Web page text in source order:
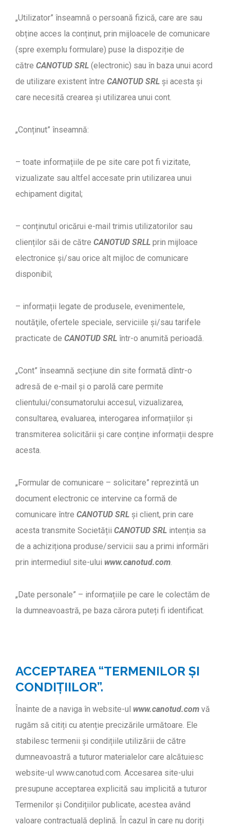
„Utilizator” înseamnă o persoană fizică, care are sau
obține acces la conținut, prin mijloacele de comunicare
(spre exemplu formulare) puse la dispoziție de
către CANOTUD SRL (electronic) sau în baza unui acord
de utilizare existent între CANOTUD SRL și acesta și
care necesită crearea și utilizarea unui cont.
„Conținut” înseamnă:
– toate informațiile de pe site care pot fi vizitate,
vizualizate sau altfel accesate prin utilizarea unui
echipament digital;
– conținutul oricărui e-mail trimis utilizatorilor sau
clienților săi de către CANOTUD SRLL prin mijloace
electronice și/sau orice alt mijloc de comunicare
disponibil;
– informații legate de produsele, evenimentele,
noutăţile, ofertele speciale, serviciile și/sau tarifele
practicate de CANOTUD SRL într-o anumită perioadă.
„Cont” înseamnă secțiune din site formată dîntr-o
adresă de e-mail și o parolă care permite
clientului/consumatorului accesul, vizualizarea,
consultarea, evaluarea, interogarea informațiilor și
transmiterea solicitării și care conține informații despre
acesta.
„Formular de comunicare – solicitare” reprezintă un
document electronic ce intervine ca formă de
comunicare între CANOTUD SRL și client, prin care
acesta transmite Societății CANOTUD SRL intenția sa
de a achiziționa produse/servicii sau a primi informări
prin intermediul site-ului www.canotud.com
„Date personale” – informațiile pe care le colectăm de
la dumneavoastră, pe baza cărora puteți fi identificat.
ACCEPTAREA “TERMENILOR ȘI
CONDIȚIILOR”.
Înainte de a naviga în website-ul www.canotud.com vă
rugăm să citiți cu atenție precizările următoare. Ele
stabilesc termenii și condițiile utilizării de către
dumneavoastră a tuturor materialelor care alcătuiesc
website-ul www.canotud.com. Accesarea site-ului
presupune acceptarea explicită sau implicită a tuturor
Termenilor și Condițiilor publicate, acestea având
valoare contractuală deplină. În cazul în care nu doriți